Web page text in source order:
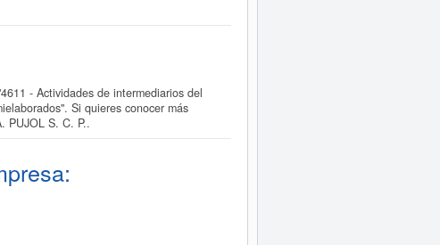
- Actividades de intermediarios del
Si quieres conocer más
PUJOL S. C. P..